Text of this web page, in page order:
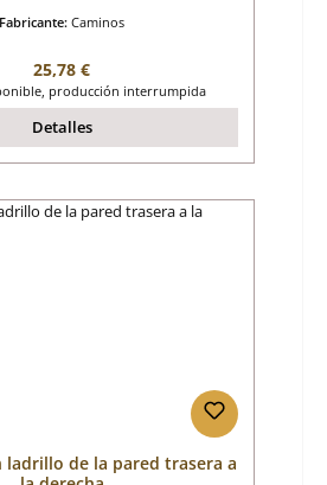
Fabricante: Caminos
Precio normal:
25,78 €
producción interrumpida
Detalles
ladrillo de la pared trasera a